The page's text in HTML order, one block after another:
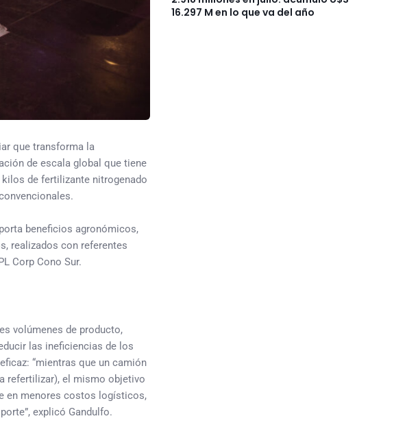
que transforma la
de escala global que tiene
de fertilizante nitrogenado
beneficios agronómicos,
realizados con referentes
Corp Cono Sur.
volúmenes de producto,
las ineficiencias de los
“mientras que un camión
refertilizar), el mismo objetivo
en menores costos logísticos,
explicó Gandulfo.
16.297 M en lo que va del año